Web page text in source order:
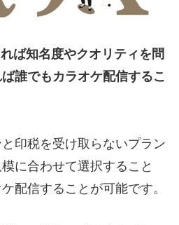
ば知名度やクオリティを問
誰でもカラオケ配信するこ
印税を受け取らないプラン
に合わせて選択すること
配信することが可能です。